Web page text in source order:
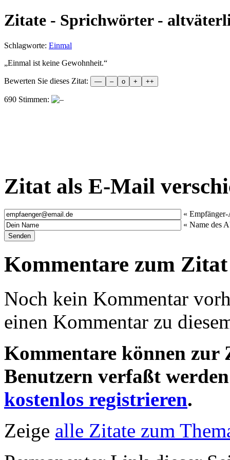
Zitate - Sprichwörter -
Schlagworte: Einmal
„Einmal ist keine Gewohnheit.“
Bewerten Sie dieses Zitat:
690 Stimmen:
Zitat als E-Mail
« Empfänger-
« Name des
Kommentare zum Zitat
Noch kein Kommentar
einen Kommentar zu
Kommentare können
Benutzern verfaßt
kostenlos registrieren.
Zeige alle Zitate zum